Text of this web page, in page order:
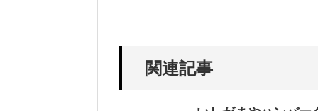
関連記事